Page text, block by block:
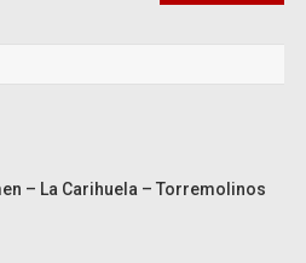
– La Carihuela – Torremolinos